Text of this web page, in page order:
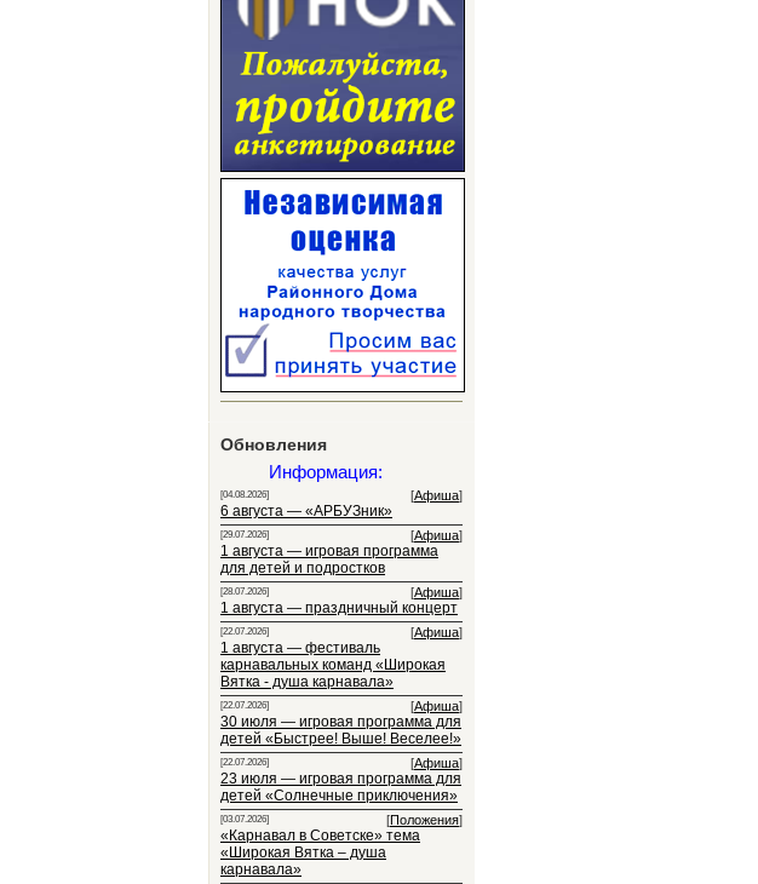
Обновления
Информация:
[04.08.2026] [Афиша]
6 августа — «АРБУЗник»
[29.07.2026] [Афиша]
1 августа — игровая программа
для детей и подростков
[28.07.2026] [Афиша]
1 августа — праздничный концерт
[22.07.2026] [Афиша]
1 августа — фестиваль
карнавальных команд «Широкая
Вятка - душа карнавала»
[22.07.2026] [Афиша]
30 июля — игровая программа для
детей «Быстрее! Выше! Веселее!»
[22.07.2026] [Афиша]
23 июля — игровая программа для
детей «Солнечные приключения»
[03.07.2026] [Положения]
«Карнавал в Советске» тема
«Широкая Вятка – душа
карнавала»